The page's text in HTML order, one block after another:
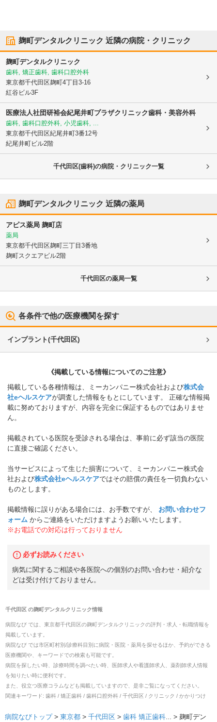
麹町デンタルクリニック 近隣の病院・クリニック
麹町デンタルクリニック
歯科, 矯正歯科, 歯科口腔外科
東京都千代田区麹町4丁目3-16
紅谷ビル3F
医療法人社団研裕会紀尾井町プラザクリニック歯科・美容外科
歯科, 歯科口腔外科, 小児歯科, ...
東京都千代田区紀尾井町3番12号
紀尾井町ビル2階
千代田区(歯科)の病院・クリニック一覧
麹町デンタルクリニック 近隣の薬局
アピス薬局 麹町店
薬局
東京都千代田区麹町三丁目3番地
麹町スクエアビル2階
千代田区の薬局一覧
各条件で他の医療機関を探す
インプラント(千代田区)
《掲載している情報についてのご注意》
掲載している各種情報は、ミーカンパニー株式会社および株式会
社eヘルスケアが調査した情報をもとにしています。 正確な情報掲
載に努めておりますが、内容を完全に保証するものではありませ
ん。
掲載されている医院を受診される場合は、事前に必ず該当の医院
に直接ご確認ください。
当サービスによって生じた損害について、ミーカンパニー株式会
社および株式会社eヘルスケアではその賠償の責任を一切負わない
ものとします。
掲載情報に誤りがある場合には、お手数ですが、
お問い合わせフ
ォーム からご連絡をいただけますようお願いいたします。
※お電話での対応は行っておりません
必ずお読みください
病気に関するご相談や各医院への個別のお問い合わせ・紹介な
どは受け付けておりません。
千代田区の麹町デンタルクリニック情報
病院なび では、 東京都千代田区の麹町デンタルクリニックの評判・求人・転職情報を
掲載しています。
病院なび では市区町村別/診療科目別に病院・医院・薬局を探せるほか、予約ができる
医療機関や、キーワードでの検索も可能です。
病院を探したい時、診療時間を調べたい時、医師求人や看護師求人、薬剤師求人情報
を知りたい時に便利です。
また、役立つ医療コラムなども掲載していますので、是非ご覧になってください。
関連キーワード: 歯科 / 矯正歯科 / 歯科口腔外科 / 千代田区 / クリニック / かかりつけ
病院なびトップ > 東京都 > 千代田区 > 歯科 矯正歯科... > 麹町デン